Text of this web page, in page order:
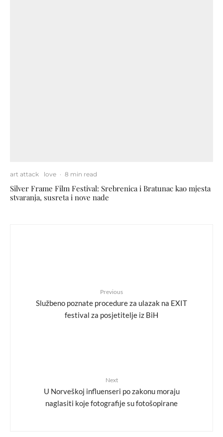
art attack love · 8 min read
Silver Frame Film Festival: Srebrenica i Bratunac kao mjesta
stvaranja, susreta i nove nade
Previous
Službeno poznate procedure za ulazak na EXIT
festival za posjetitelje iz BiH
Next
U Norveškoj influenseri po zakonu moraju
naglasiti koje fotografije su fotošopirane